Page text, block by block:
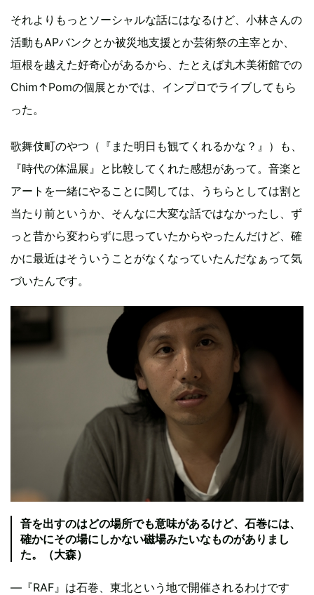
それよりもっとソーシャルな話にはなるけど、小林さんの
活動もAPバンクとか被災地支援とか芸術祭の主宰とか、
垣根を越えた好奇心があるから、たとえば丸木美術館での
Chim↑Pomの個展とかでは、インプロでライブしてもら
った。
歌舞伎町のやつ（『また明日も観てくれるかな？』）も、
『時代の体温展』と比較してくれた感想があって。音楽と
アートを一緒にやることに関しては、うちらとしては割と
当たり前というか、そんなに大変な話ではなかったし、ず
っと昔から変わらずに思っていたからやったんだけど、確
かに最近はそういうことがなくなっていたんだなぁって気
づいたんです。
音を出すのはどの場所でも意味があるけど、石巻には、
確かにその場にしかない磁場みたいなものがありまし
た。（大森）
―『RAF』は石巻、東北という地で開催されるわけです